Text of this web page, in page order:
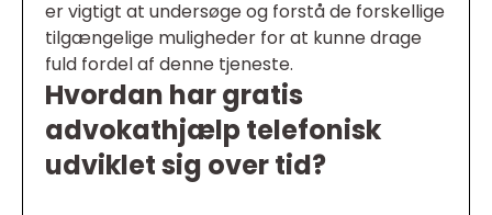
er vigtigt at undersøge og forstå de forskellige
tilgængelige muligheder for at kunne drage
fuld fordel af denne tjeneste.
Hvordan har gratis
advokathjælp telefonisk
udviklet sig over tid?